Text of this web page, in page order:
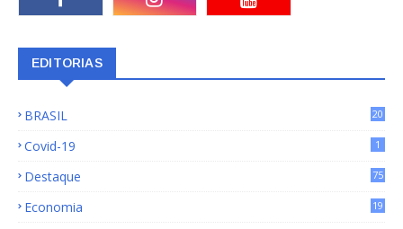
EDITORIAS
BRASIL
20
Covid-19 1
Destaque
75
Economia
19